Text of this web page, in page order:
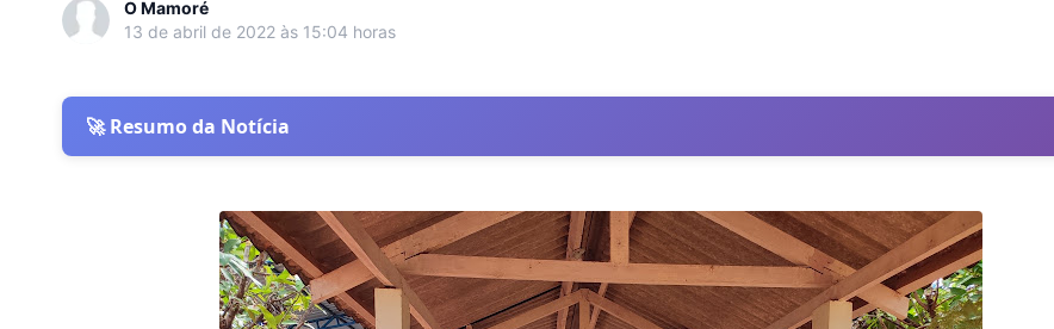
O Mamoré
13 de abril de 2022 às 15:04 horas
🚀 Resumo da Notícia